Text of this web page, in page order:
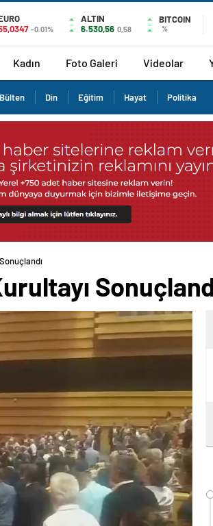
-0.01%
ALTIN
6.530,56 0,58
BITCOIN
%
Kadın Foto Galeri Videolar
Bülten Din Eğitim Hayat Politika